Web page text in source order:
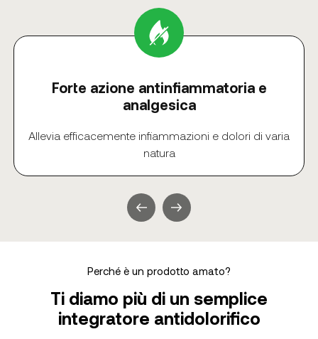
Forte azione antinfiammatoria e
analgesica
Allevia efficacemente infiammazioni e dolori di varia
natura
Perché è un prodotto amato?
Ti diamo più di un semplice
integratore antidolorifico